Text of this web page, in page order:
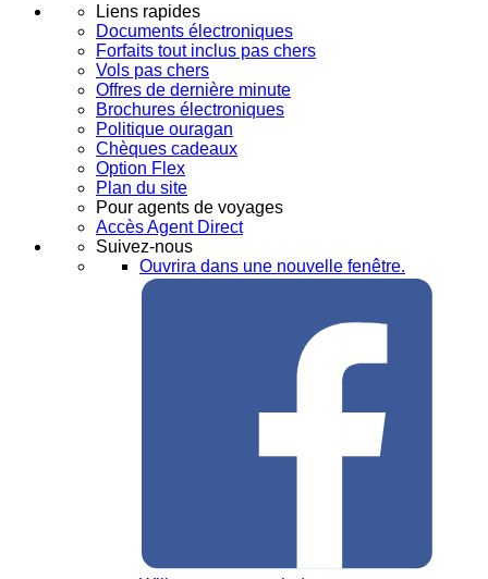
Liens rapides
Documents électroniques
Forfaits tout inclus pas chers
Vols pas chers
Offres de dernière minute
Brochures électroniques
Politique ouragan
Chèques cadeaux
Option Flex
Plan du site
Pour agents de voyages
Accès Agent Direct
Suivez-nous
Ouvrira dans une nouvelle fenêtre.